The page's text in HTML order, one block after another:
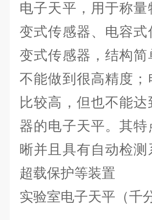
电子天平，用于称
变式传感器、电容
变式传感器，结构
不能做到很高精度
比较高，但也不能
器的电子天平。其
晰并且具有自动检
超载保护等装置
实验室电子天平（千